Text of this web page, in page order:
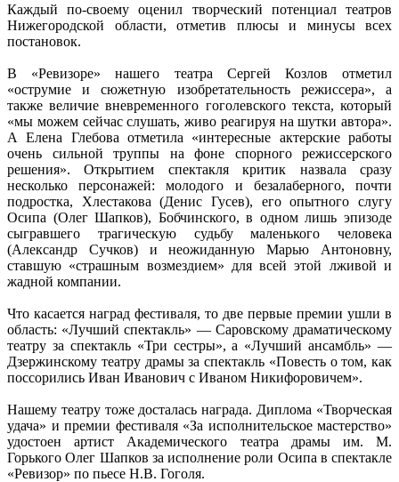
Каждый по-своему оценил творческий потенциал театров
Нижегородской области, отметив плюсы и минусы всех
постановок.
В «Ревизоре» нашего театра Сергей Козлов отметил
«острумие и сюжетную изобретательность режиссера», а
также величие вневременного гоголевского текста, который
«мы можем сейчас слушать, живо реагируя на шутки автора».
А Елена Глебова отметила «интересные актерские работы
очень сильной труппы на фоне спорного режиссерского
решения». Открытием спектакля критик назвала сразу
несколько персонажей: молодого и безалаберного, почти
подростка, Хлестакова (Денис Гусев), его опытного слугу
Осипа (Олег Шапков), Бобчинского, в одном лишь эпизоде
сыгравшего трагическую судьбу маленького человека
(Александр Сучков) и неожиданную Марью Антоновну,
ставшую «страшным возмездием» для всей этой лживой и
жадной компании.
Что касается наград фестиваля, то две первые премии ушли в
область: «Лучший спектакль» — Саровскому драматическому
театру за спектакль «Три сестры», а «Лучший ансамбль» —
Дзержинскому театру драмы за спектакль «Повесть о том, как
поссорились Иван Иванович с Иваном Никифоровичем».
Нашему театру тоже досталась награда. Диплома «Творческая
удача» и премии фестиваля «За исполнительское мастерство»
удостоен артист Академического театра драмы им. М.
Горького Олег Шапков за исполнение роли Осипа в спектакле
«Ревизор» по пьесе Н.В. Гоголя.